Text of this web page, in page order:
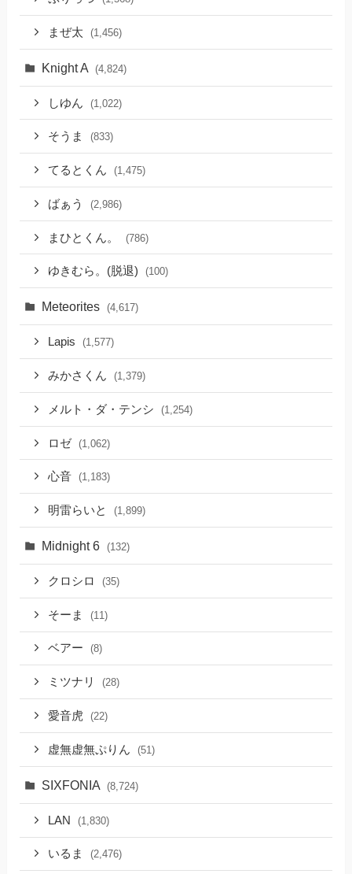
まぜ太 (1,456)
Knight A (4,824)
しゆん (1,022)
そうま (833)
てるとくん (1,475)
ばぁう (2,986)
まひとくん。 (786)
ゆきむら。(脱退) (100)
Meteorites (4,617)
Lapis (1,577)
みかさくん (1,379)
メルト・ダ・テンシ (1,254)
ロゼ (1,062)
心音 (1,183)
明雷らいと (1,899)
Midnight 6 (132)
クロシロ (35)
そーま (11)
ベアー (8)
ミツナリ (28)
愛音虎 (22)
虚無虚無ぷりん (51)
SIXFONIA (8,724)
LAN (1,830)
いるま (2,476)